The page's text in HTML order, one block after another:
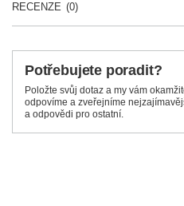
RECENZE (0)
Potřebujete poradit?
Položte svůj dotaz a my vám
odpovíme a zveřejníme
a odpovědi pro ostatní.